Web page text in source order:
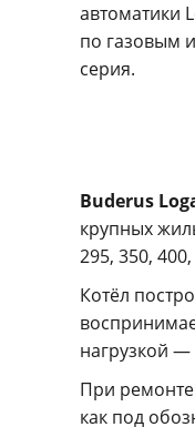
автоматики
по газовым
серия.
Buderus
крупных
295, 350,
Котёл
нагрузкой —
При ремонте
как под